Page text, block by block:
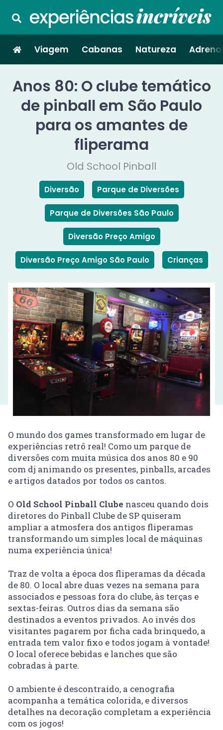
Viagem Cabanas Natureza
Anos 80: O clube temático
de pinball em São Paulo
para os amantes de
fliperama
Old School Pinball
Diversão Parque de Diversões
Parque de Diversões São Paulo
Diversão Preço Amigo
Diversão Preço Amigo São Paulo Crianças
O mundo dos games transformado em lugar de
experiências retrô real! Como um parque de
diversões com muita música dos anos 80 e 90
com dj animando os presentes, pinballs, arcades
e artigos datados por todos os cantos.
O Old School Pinball Clube nasceu quando dois
diretores do Pinball Clube de SP quiseram
ampliar a atmosfera dos antigos fliperamas
transformando um simples local de máquinas
numa experiência única!
Traz de volta a época dos fliperamas da década
de 80. O local abre duas vezes na semana para
associados e pessoas fora do clube, às terças e
sextas-feiras. Outros dias da semana são
destinados a eventos privados. Ao invés dos
visitantes pagarem por ficha cada brinquedo, a
entrada tem valor fixo e todos jogam à vontade!
O local oferece bebidas e lanches que são
cobradas à parte.
O ambiente é descontraído, a cenografia
acompanha a temática colorida, e diversos
detalhes na decoração completam a experiência
com os jogos!